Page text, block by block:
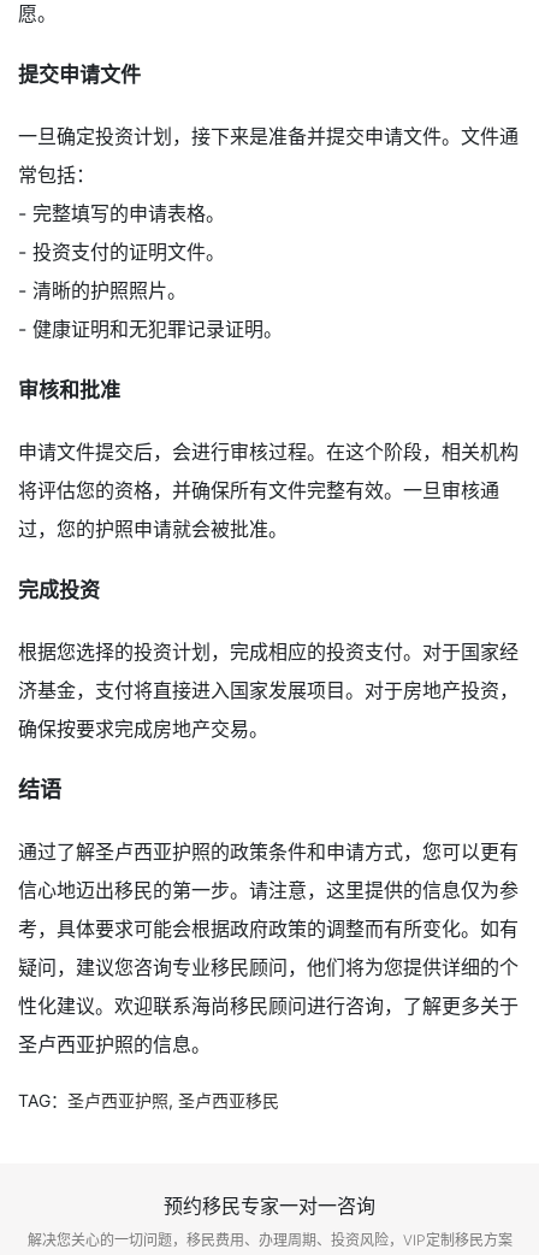
愿。
提交申请文件
一旦确定投资计划，接下来是准备并提交申请文件。文件通
常包括：
- 完整填写的申请表格。
- 投资支付的证明文件。
- 清晰的护照照片。
- 健康证明和无犯罪记录证明。
审核和批准
申请文件提交后，会进行审核过程。在这个阶段，相关机构
将评估您的资格，并确保所有文件完整有效。一旦审核通
过，您的护照申请就会被批准。
完成投资
根据您选择的投资计划，完成相应的投资支付。对于国家经
济基金，支付将直接进入国家发展项目。对于房地产投资，
确保按要求完成房地产交易。
结语
通过了解圣卢西亚护照的政策条件和申请方式，您可以更有
信心地迈出移民的第一步。请注意，这里提供的信息仅为参
考，具体要求可能会根据政府政策的调整而有所变化。如有
疑问，建议您咨询专业移民顾问，他们将为您提供详细的个
性化建议。欢迎联系海尚移民顾问进行咨询，了解更多关于
圣卢西亚护照的信息。
TAG： 圣卢西亚护照, 圣卢西亚移民
预约移民专家一对一咨询
解决您关心的一切问题，移民费用、办理周期、投资风险，VIP定制移民方案